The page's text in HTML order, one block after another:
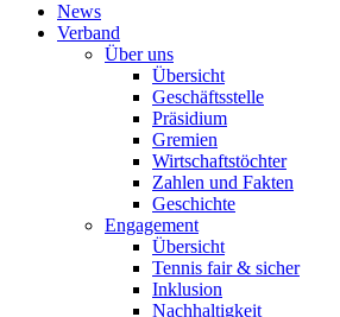
News
Verband
Über uns
Übersicht
Geschäftsstelle
Präsidium
Gremien
Wirtschaftstöchter
Zahlen und Fakten
Geschichte
Engagement
Übersicht
Tennis fair & sicher
Inklusion
Nachhaltigkeit